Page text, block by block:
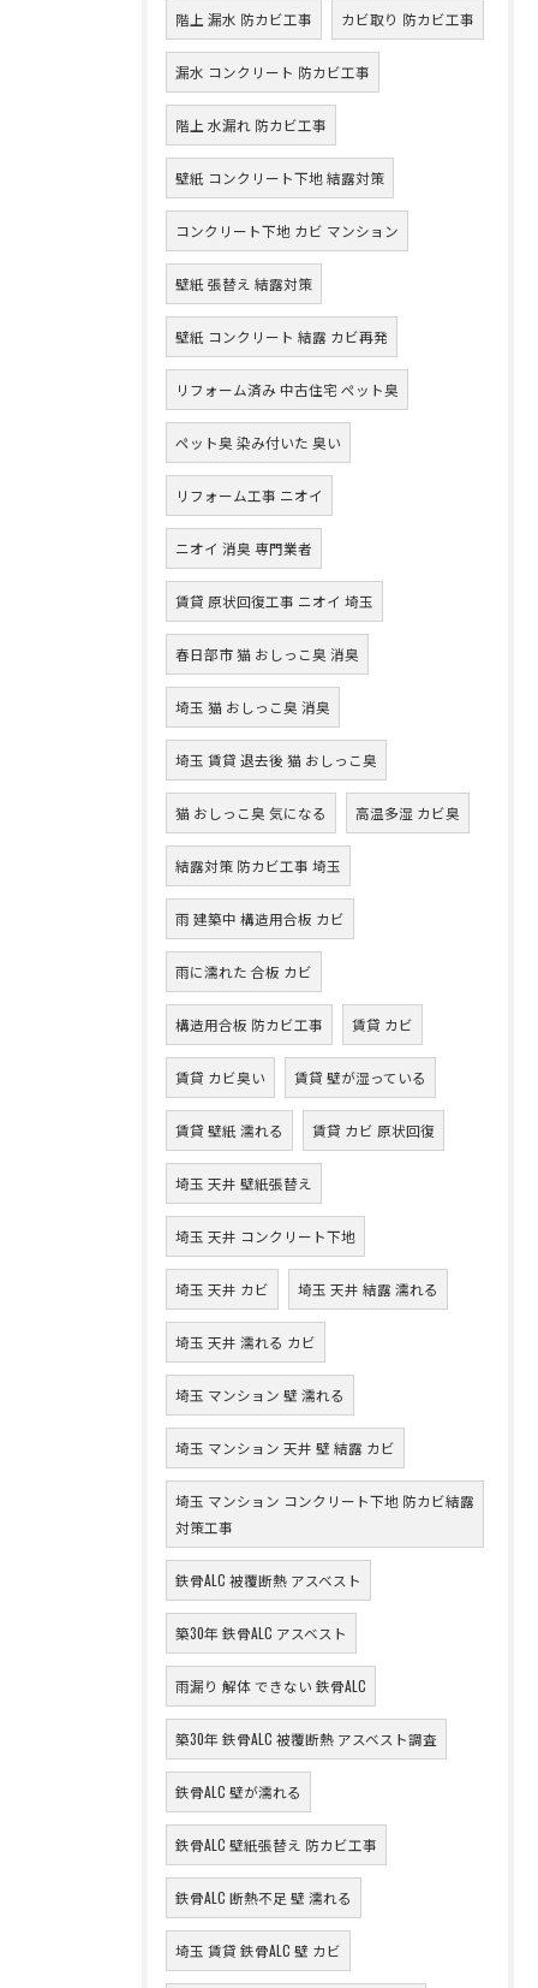
階上 漏水 防カビ工事 カビ取り 防カビ工事
漏水 コンクリート 防カビ工事
階上 水漏れ 防カビ工事
壁紙 コンクリート下地 結露対策
コンクリート下地 カビ マンション
壁紙 張替え 結露対策
壁紙 コンクリート 結露 カビ再発
リフォーム済み 中古住宅 ペット臭
ペット臭 染み付いた 臭い
リフォーム工事 ニオイ
ニオイ 消臭 専門業者
賃貸 原状回復工事 ニオイ 埼玉
春日部市 猫 おしっこ臭 消臭
埼玉 猫 おしっこ臭 消臭
埼玉 賃貸 退去後 猫 おしっこ臭
猫 おしっこ臭 気になる 高温多湿 カビ臭
結露対策 防カビ工事 埼玉
雨 建築中 構造用合板 カビ
雨に濡れた 合板 カビ
構造用合板 防カビ工事 賃貸 カビ
賃貸 カビ臭い 賃貸 壁が湿っている
賃貸 壁紙 濡れる 賃貸 カビ 原状回復
埼玉 天井 壁紙張替え
埼玉 天井 コンクリート下地
埼玉 天井 カビ 埼玉 天井 結露 濡れる
埼玉 天井 濡れる カビ
埼玉 マンション 壁 濡れる
埼玉 マンション 天井 壁 結露 カビ
埼玉 マンション コンクリート下地 防カビ結露
対策工事
鉄骨ALC 被覆断熱 アスベスト
築30年 鉄骨ALC アスベスト
雨漏り 解体 できない 鉄骨ALC
築30年 鉄骨ALC 被覆断熱 アスベスト調査
鉄骨ALC 壁が濡れる
鉄骨ALC 壁紙張替え 防カビ工事
鉄骨ALC 断熱不足 壁 濡れる
埼玉 賃貸 鉄骨ALC 壁 カビ